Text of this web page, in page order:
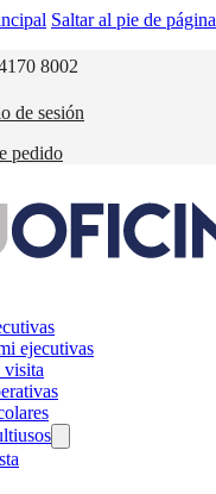
Saltar al pie de página
8002
de sesión
pedido
ejecutivas
visita